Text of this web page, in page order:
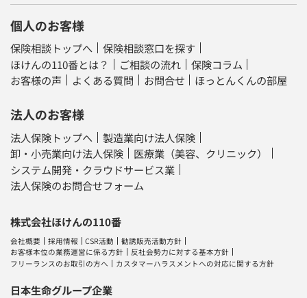
個人のお客様
保険相談トップへ
保険相談窓口を探す
ほけんの110番とは？
ご相談の流れ
保険コラム
お客様の声
よくある質問 お問合せ ほっとんくんの部屋
法人のお客様
法人保険トップへ
製造業向け法人保険
卸・小売業向け法人保険
医療業（美容、クリニック）
システム開発・クラウドサービス業
法人保険のお問合せフォーム
株式会社ほけんの110番
会社概要 採用情報 CSR活動
勧誘販売活動方針
お客様本位の業務運営に係る方針
反社会勢力に対する基本方針
フリーランスのお取引の方へ
カスタマーハラスメントへの対応に関する方針
日本生命グループ企業